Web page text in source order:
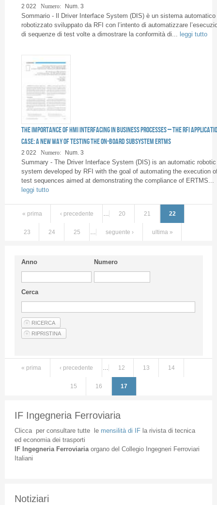
2 022 Numero: Num. 3
Sommario - Il Driver Interface System (DIS) è un sistema automatico
robotizzato sviluppato da RFI con l’intento di automatizzare
di sequenze di test volte a dimostrare la conformità di... leggi tutto
The importance of HMI interfacing in business processes – The RFI
Case: a new way of testing the On-Board Subsystem ERTMS
2 022 Numero: Num. 3
Summary - The Driver Interface System (DIS) is an automatic robotic
system developed by RFI with the goal of automating the execution
test sequences aimed at demonstrating the compliance of ERTMS...
leggi tutto
« prima ‹ precedente 20 21 22
23 24 25 seguente › ultima »
Anno Numero
Cerca
Pagine
« prima ‹ precedente … 12 13 14
15 16 17
IF Ingegneria Ferroviaria
Cliccaper consultare tuttele mensilità di IFla rivista di tecnica
ed economia dei trasporti
IF Ingegneria Ferroviaria organodel Collegio Ingegneri Ferroviari
Italiani
Notiziari